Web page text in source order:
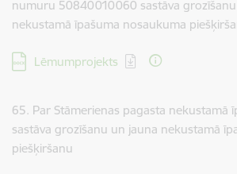
numuru 50840010060 sastāva
nekustamā īpašuma nosaukuma
Lejupielādēt:
Lēmumprojekts
65. Par Stāmerienas pagasta nekustamā
sastāva grozīšanu un jauna nekustamā
piešķiršanu